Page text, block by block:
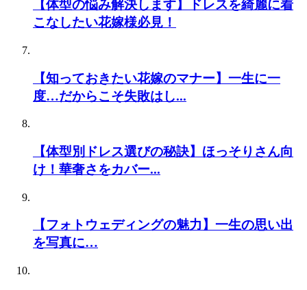
【体型の悩み解決します】ドレスを綺麗に着
こなしたい花嫁様必見！
【知っておきたい花嫁のマナー】一生に一
度…だからこそ失敗はし...
【体型別ドレス選びの秘訣】ほっそりさん向
け！華奢さをカバー...
【フォトウェディングの魅力】一生の思い出
を写真に…